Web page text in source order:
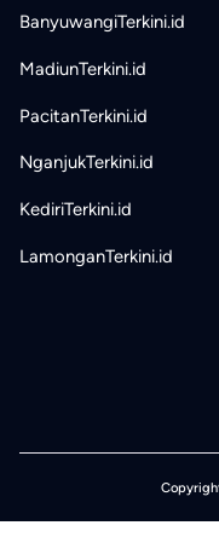
BanyuwangiTerkini.id
MadiunTerkini.id
PacitanTerkini.id
NganjukTerkini.id
KediriTerkini.id
LamonganTerkini.id